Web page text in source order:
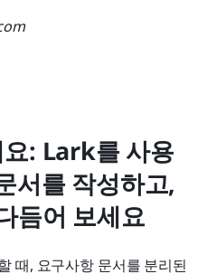
: Lark를 사용
서를 작성하고,
듬어 보세요